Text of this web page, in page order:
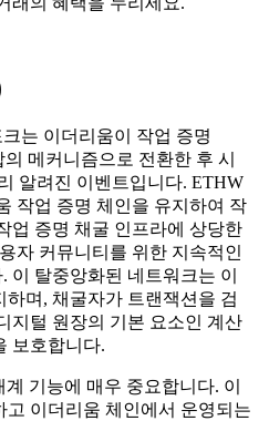
는 이더리움이 작업 증명
메커니즘으로 전환한 후 시
알려진 이벤트입니다. ETHW
작업 증명 체인을 유지하여 작
업 증명 채굴 인프라에 상당한
자 커뮤니티를 위한 지속적인
이 탈중앙화된 네트워크는 이
며, 채굴자가 트랜잭션을 검
지털 원장의 기본 요소인 계산
보호합니다.
기능에 매우 중요합니다. 이
이더리움 체인에서 운영되는